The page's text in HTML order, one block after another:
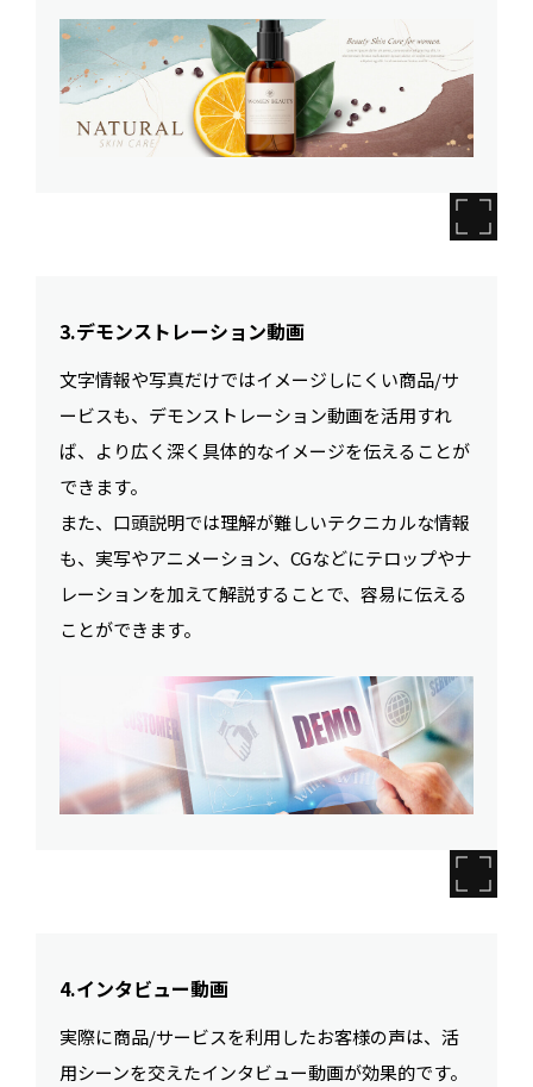
3.デモンストレーション動画
文字情報や写真だけではイメージしにくい商品/サ
ービスも、デモンストレーション動画を活用すれ
ば、より広く深く具体的なイメージを伝えることが
できます。
また、口頭説明では理解が難しいテクニカルな情報
も、実写やアニメーション、CGなどにテロップやナ
レーションを加えて解説することで、容易に伝える
ことができます。
4.インタビュー動画
実際に商品/サービスを利用したお客様の声は、活
用シーンを交えたインタビュー動画が効果的です。